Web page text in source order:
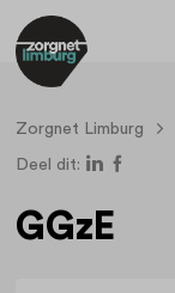
Zorgnet Limburg
Deel dit:
GGzE